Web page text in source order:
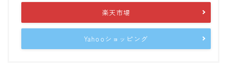
楽天市場
Yahooショッピング